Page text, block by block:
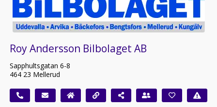
Roy Andersson Bilbolaget AB
Sapphultsgatan 6-8
464 23 Mellerud